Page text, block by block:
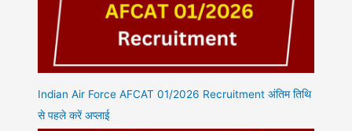
Indian Air Force AFCAT 01/2026 Recruitment अंतिम तिथि
से पहले करें अप्लाई